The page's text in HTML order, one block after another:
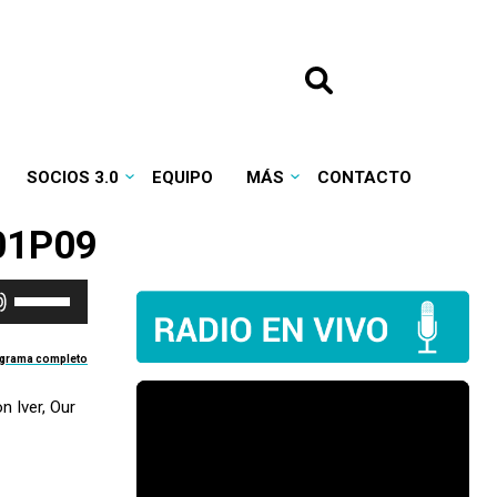
SOCIOS 3.0 EQUIPO MÁS CONTACTO
Utiliza
las
teclascompleto
Iver, Our